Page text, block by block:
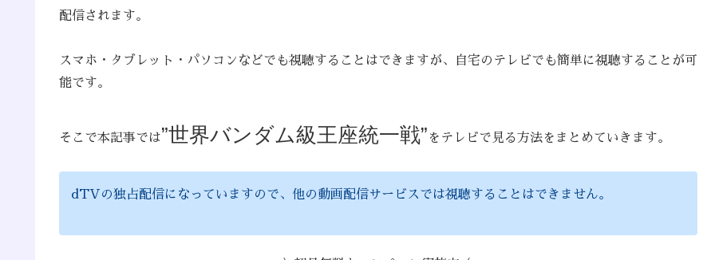
配信されます。
スマホ・タブレット・パソコンなどでも視聴することはできますが、自宅のテレビでも簡単に視聴することが可
能です。
そこで本記事では”世界バンダム級王座統一戦” をテレビで見る方法をまとめていきます。
dTVの独占配信になっていますので、他の動画配信サービスでは視聴することはできません。